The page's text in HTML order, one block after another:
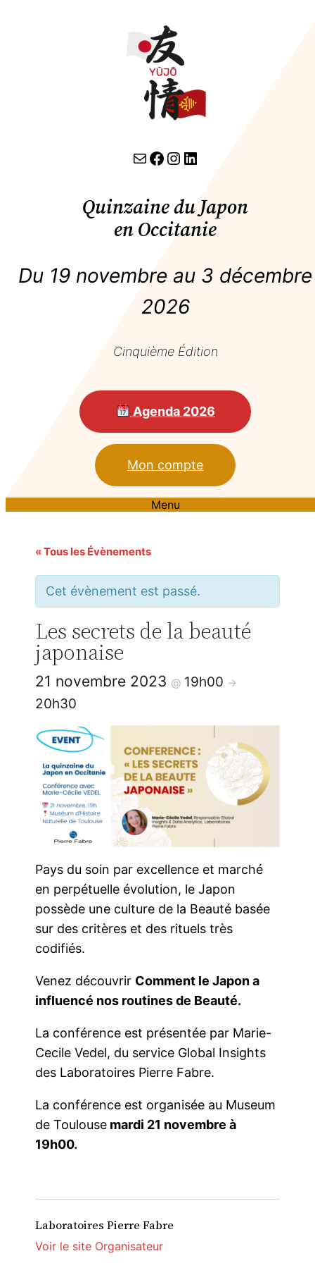
contact par email lien facebook Instagram LinkedIn
Quinzaine du Japon
en Occitanie
Du 19 novembre au 3 décembre
2026
Cinquième Édition
Agenda 2026
Mon compte
Menu
« Tous les Évènements
Cet évènement est passé.
Les secrets de la beauté
japonaise
21 novembre 2023 @ 19h00 ->
20h30
Pays du soin par excellence et marché
en perpétuelle évolution, le Japon
possède une culture de la Beauté basée
sur des critères et des rituels très
codifiés.
Venez découvrir Comment le Japon a
influencé nos routines de Beauté.
La conférence est présentée par Marie-
Cecile Vedel, du service Global Insights
des Laboratoires Pierre Fabre.
La conférence est organisée au Museum
de Toulouse mardi 21 novembre à
19h00.
Laboratoires Pierre Fabre
Voir le site Organisateur